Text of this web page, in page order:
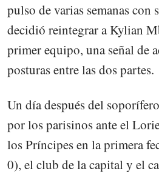
pulso de varias semanas con
decidió reintegrar a Kylian
primer equipo, una señal de
posturas entre las dos partes.
Un día después del
por los parisinos ante el
los Príncipes en la primera
0), el club de la capital y el